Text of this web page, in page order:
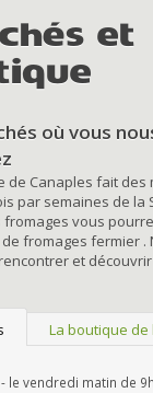
et
où vous
de Canaples fait des
par semaines de la
fromages vous
fromages fermier .
et
La boutique de
- le vendredi matin de